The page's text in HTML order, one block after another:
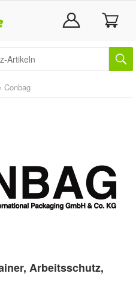
› Conbag
Arbeitsschutz,